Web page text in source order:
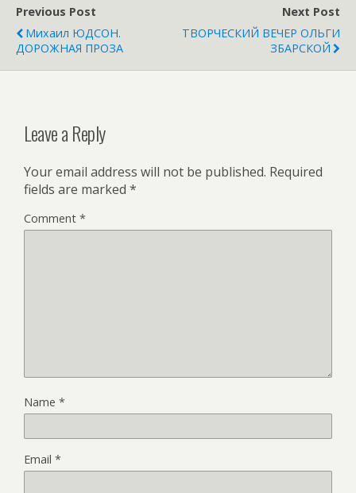
Previous Post
Михаил ЮДСОН.
ДОРОЖНАЯ ПРОЗА
Next Post
ТВОРЧЕСКИЙ ВЕЧЕР ОЛЬГИ
ЗБАРСКОЙ
Leave a Reply
Your email address will not be published. Required
fields are marked *
Comment *
Name *
Email *